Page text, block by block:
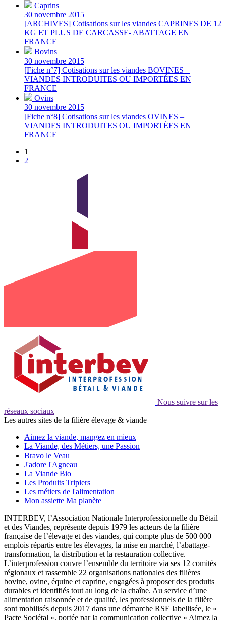
Caprins
30 novembre 2015
[ARCHIVES] Cotisations sur les viandes CAPRINES DE 12
KG ET PLUS DE CARCASSE- ABATTAGE EN
FRANCE
Bovins
30 novembre 2015
[Fiche n°7] Cotisations sur les viandes BOVINES –
VIANDES INTRODUITES OU IMPORTÉES EN
FRANCE
Ovins
30 novembre 2015
[Fiche n°8] Cotisations sur les viandes OVINES –
VIANDES INTRODUITES OU IMPORTÉES EN
FRANCE
1
2
Nous suivre sur les
réseaux sociaux
Les autres sites de la filière élevage & viande
Aimez la viande, mangez en mieux
La Viande, des Métiers, une Passion
Bravo le Veau
J'adore l'Agneau
La Viande Bio
Les Produits Tripiers
Les métiers de l'alimentation
Mon assiette Ma planète
INTERBEV, l’Association Nationale Interprofessionnelle du Bétail
et des Viandes, représente depuis 1979 les acteurs de la filière
française de l’élevage et des viandes, qui compte plus de 500 000
emplois répartis entre les élevages, la mise en marché, l’abattage-
transformation, la distribution et la restauration collective.
L’interprofession couvre l’ensemble du territoire via ses 12 comités
régionaux et rassemble 22 organisations nationales des filières
bovine, ovine, équine et caprine, engagées à proposer des produits
durables et identifiés tout au long de la chaîne. Au service d’une
alimentation raisonnée et de qualité, les professionnels de la filière
sont mobilisés depuis 2017 dans une démarche RSE labellisée, le «
Pacte Sociétal », portée par la communication collective « Aimez la